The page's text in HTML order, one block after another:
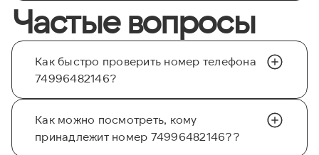
Частые вопросы
Как быстро проверить номер телефона
74996482146?
Как можно посмотреть, кому
принадлежит номер 74996482146??